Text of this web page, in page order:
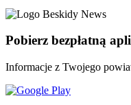
Pobierz bezpłatną
Informacje z Twojego